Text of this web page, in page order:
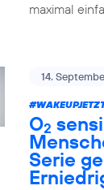
maximal
14.
O2
Serie